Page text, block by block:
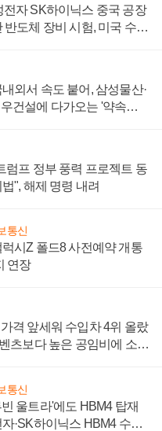
전자 SK하이닉스 중국 공장
반도체 장비 시험, 미국 수출
외서 속도 붙어, 삼성물산·
건설에 다가오는 '약속의
럼프 정부 풍력 프로젝트 동
", 해제 명령 내려
통신
시Z 폴드8 사전예약 개통
연장
격 앞세워 수입차 4위 올랐
츠보다 높은 공임비에 소비
통신
울트라'에도 HBM4 탑재
·SK하이닉스 HBM4 수율